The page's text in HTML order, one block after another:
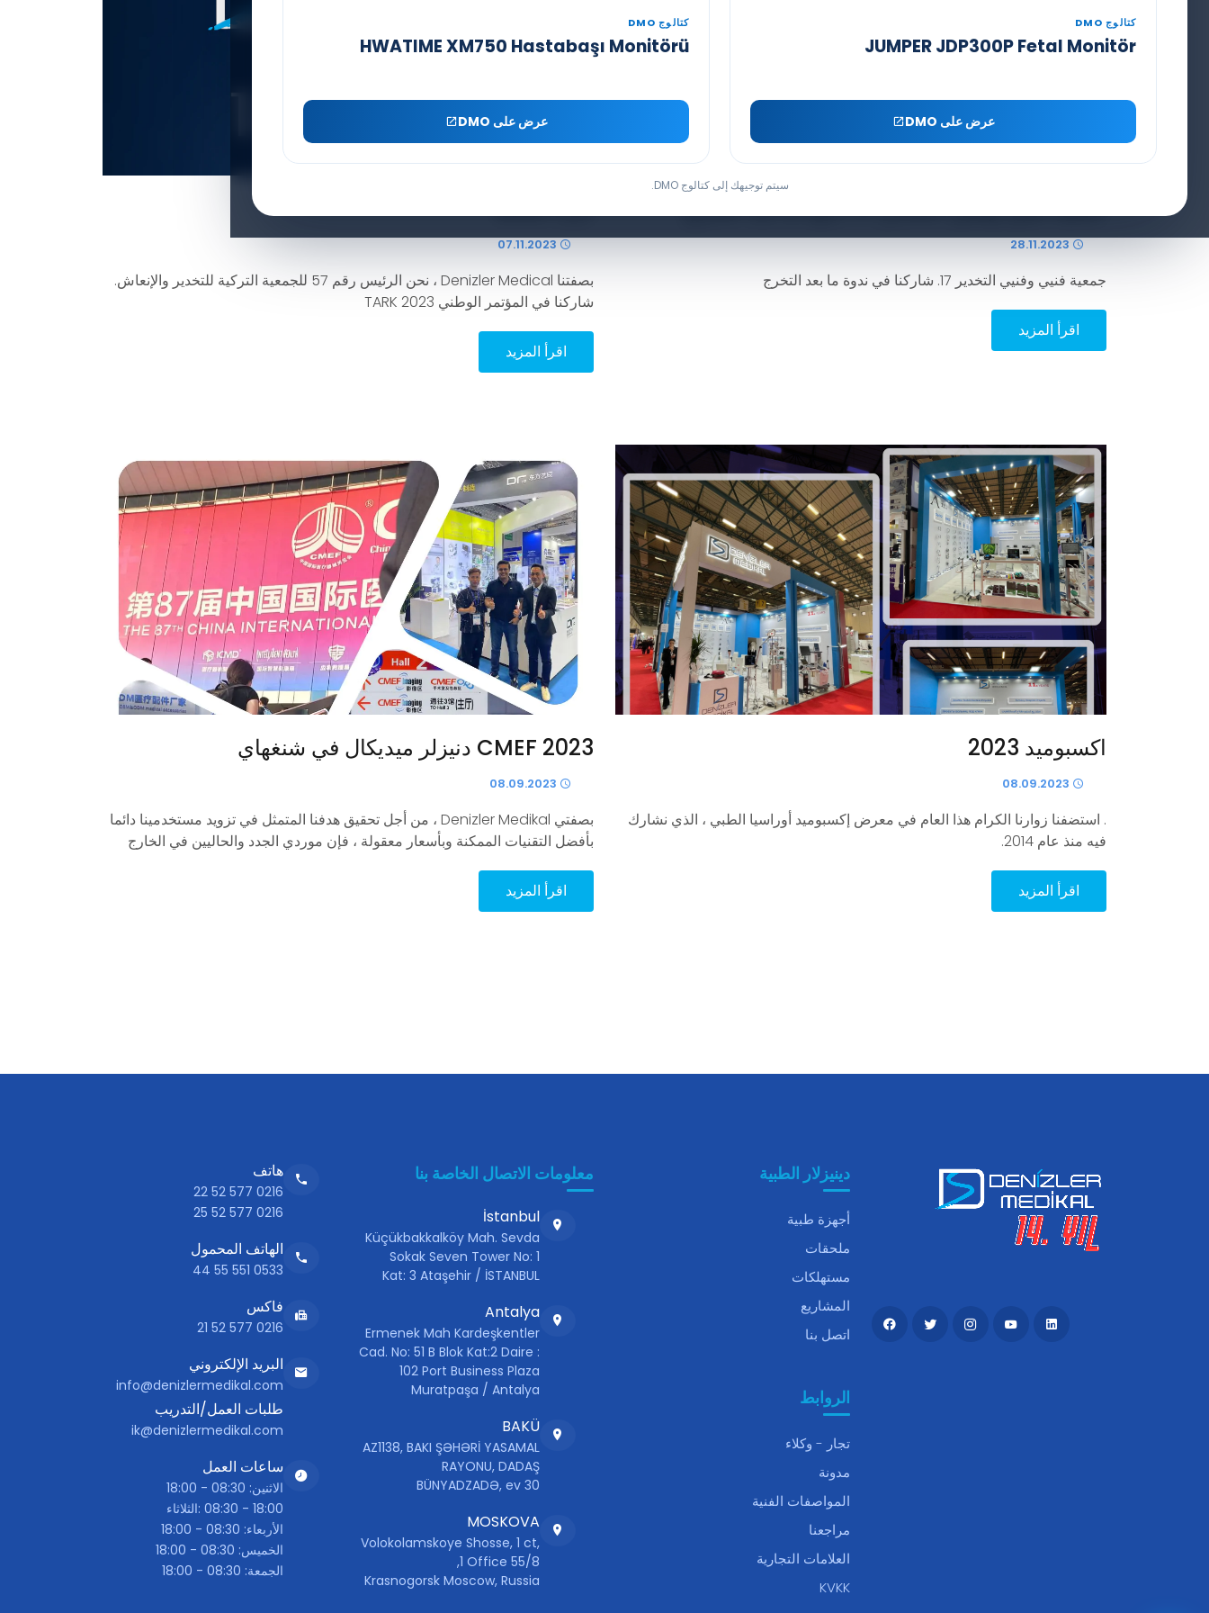
جمعية فنيي وفنيي التخدير 17. ندوة ما بعد التخرج
جمعية فنيي وفنيي التخدير 17. شاركنا في ندوة ما بعد التخرج
اقرأ المزيد
تارك 2023
بصفتنا Denizler Medical ، نحن الرئيس رقم 57 للجمعية التركية للتخدير والإنعاش.
شاركنا في المؤتمر الوطني TARK 2023
اقرأ المزيد
اكسبوميد 2023
. استضفنا زوارنا الكرام هذا العام في معرض إكسبوميد أوراسيا الطبي ، الذي نشارك
فيه منذ عام 2014.
اقرأ المزيد
CMEF 2023 دنيزلر ميديكال في شنغهاي
بصفتي Denizler Medikal ، من أجل تحقيق هدفنا المتمثل في تزويد مستخدمينا دائما
بأفضل التقنيات الممكنة وبأسعار معقولة ، فإن موردي الجدد والحاليين في الخارج
اقرأ المزيد
دينيزلار الطبية
أجهزة طبية
ملحقات
مستهلكات
المشاريع
اتصل بنا
الروابط
تجار - وكلاء
مدونة
المواصفات الفنية
مراجعنا
العلامات التجارية
KVKK
معلومات الاتصال الخاصة بنا
İstanbul
Küçükbakkalköy Mah. Sevda
Sokak Seven Tower No: 1
Kat: 3 Ataşehir / İSTANBUL
Antalya
Ermenek Mah Kardeşkentler
Cad. No: 51 B Blok Kat:2 Daire :
102 Port Business Plaza
Muratpaşa / Antalya
BAKÜ
AZ1138, BAKI ŞƏHƏRİ YASAMAL
RAYONU, DADAŞ
BÜNYADZADƏ, ev 30
MOSKOVA
Volokolamskoye Shosse, 1 ct,
1 Office 55/8,
Krasnogorsk Moscow, Russia
هاتف
0216 577 52 22
0216 577 52 25
الهاتف المحمول
0533 551 55 44
فاكس
0216 577 52 21
البريد الإلكتروني
info@denizlermedikal.com
طلبات العمل/التدريب
ik@denizlermedikal.com
ساعات العمل
الاثنين: 08:30 - 18:00
18:00 - 08:30 :الثلاثاء
الأربعاء: 08:30 - 18:00
الخميس: 08:30 - 18:00
الجمعة: 08:30 - 18:00
كتالوج DMO
JUMPER JDP300P Fetal Monitör
عرض على DMO
كتالوج DMO
HWATIME XM750 Hastabaşı Monitörü
عرض على DMO
سيتم توجيهك إلى كتالوج DMO.